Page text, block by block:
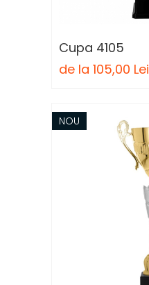
Cupa 4105
de la 105,00 Lei
NOU